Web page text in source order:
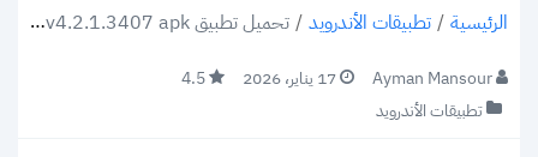
الرئيسية / تطبيقات الأندرويد / تحميل تطبيق Muslima v4.2.1.3407 apk تعارف وزواج مسلمين تطبيق رائد للزيجات الإسلامية أحدث إصدار 2022
Ayman Mansour 17 يناير، 2026
4.5
تطبيقات الأندرويد